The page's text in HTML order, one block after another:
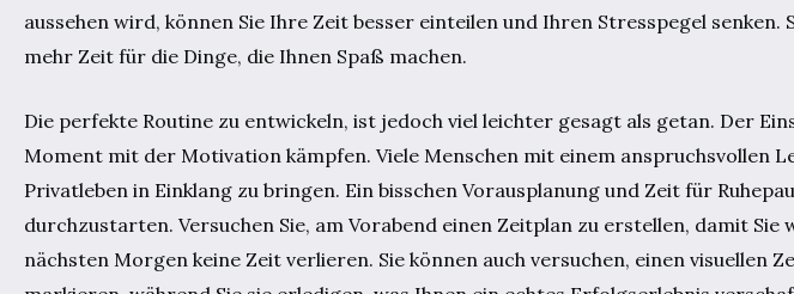
aussehen wird, können Sie Ihre Zeit besser einteilen und Ihren Stresspegel
mehr Zeit für die Dinge, die Ihnen Spaß machen.
Die perfekte Routine zu entwickeln, ist jedoch viel leichter gesagt als getan. Der
Moment mit der Motivation kämpfen. Viele Menschen mit einem anspruchsvollen
Privatleben in Einklang zu bringen. Ein bisschen Vorausplanung und Zeit für
durchzustarten. Versuchen Sie, am Vorabend einen Zeitplan zu erstellen, damit Sie
nächsten Morgen keine Zeit verlieren. Sie können auch versuchen, einen visuellen